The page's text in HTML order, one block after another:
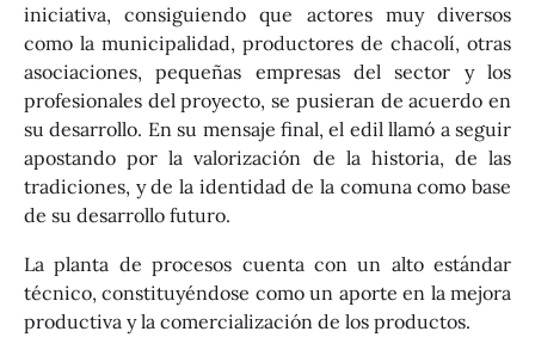
iniciativa, consiguiendo que actores muy diversos
como la municipalidad, productores de chacolí, otras
asociaciones, pequeñas empresas del sector y los
profesionales del proyecto, se pusieran de acuerdo en
su desarrollo. En su mensaje final, el edil llamó a seguir
apostando por la valorización de la historia, de las
tradiciones, y de la identidad de la comuna como base
de su desarrollo futuro.
La planta de procesos cuenta con un alto estándar
técnico, constituyéndose como un aporte en la mejora
productiva y la comercialización de los productos.